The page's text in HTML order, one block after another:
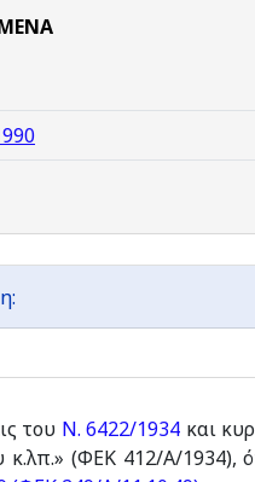
του Ν. 6422/1934 και
κ.λπ.» (ΦΕΚ 412/Α/1934),